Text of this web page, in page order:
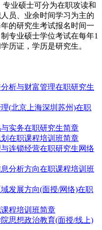
业硕士可分为在职攻读和
员、业余时间学习为主的
的研究生考试报名时间一
专业硕士学位考试在每年1
历证，学历是研究生。
析与财富管理在职研究生
(北京上海深圳苏州)在职
实务在职研究生简章
在职课程培训班简章
连锁经营在职研究生网络
分析方向在职课程培训班
发展方向(面授/网络)在职
程培训班简章
思想政治教育(面授/线上)